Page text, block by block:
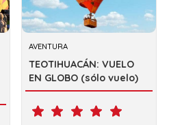
AVENTURA
TEOTIHUACÁN: VUELO
EN GLOBO (sólo vuelo)